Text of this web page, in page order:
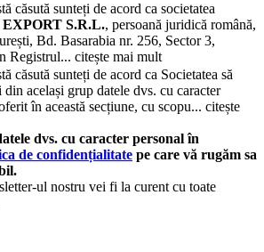
căsută sunteți de acord ca societatea
S.R.L., persoană juridică română,
Bd. Basarabia nr. 256, Sector 3,
Registrul... citește mai mult
căsută sunteți de acord ca Societatea să
din același grup datele dvs. cu caracter
în această secțiune, cu scopu... citește
dvs. cu caracter personal în
de confidențialitate pe care vă rugăm sa
ul nostru vei fi la curent cu toate